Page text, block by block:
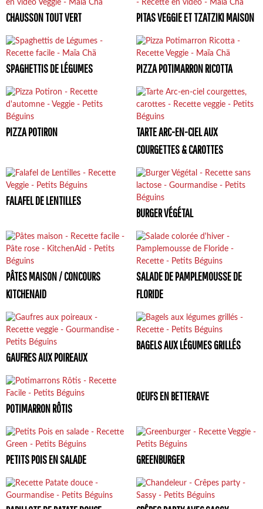
CHAUSSON TOUT VERT PITAS VEGGIE ET TZATZIKI MAISON
SPAGHETTIS DE LÉGUMES PIZZA POTIMARRON RICOTTA
PIZZA POTIRON
TARTE ARC-EN-CIEL AUX
COURGETTES & CAROTTES
FALAFEL DE LENTILLES
BURGER VÉGÉTAL
PÂTES MAISON / CONCOURS
KITCHENAID
SALADE DE PAMPLEMOUSSE DE
FLORIDE
GAUFRES AUX POIREAUX
BAGELS AUX LÉGUMES GRILLÉS
POTIMARRON RÔTIS
OEUFS EN BETTERAVE
PETITS POIS EN SALADE GREENBURGER